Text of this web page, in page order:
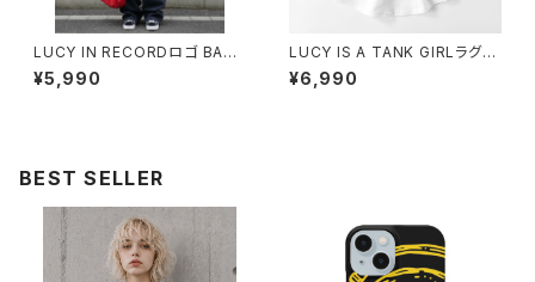
LUCY IN RECORDロゴ BABY
Tシャツ 1014-230221283
¥5,990
LUCY IS A TANK GIRLラグラ
ンTシャツ 1014-230221138
¥6,990
BEST SELLER